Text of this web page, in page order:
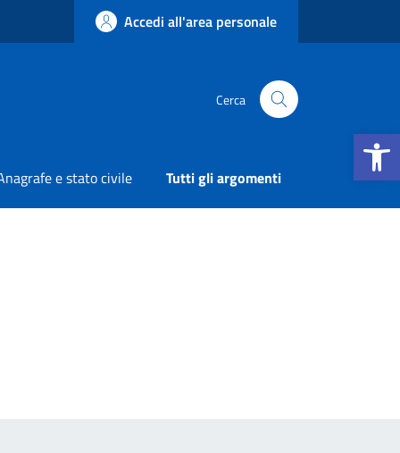
Apri la
Accedi all'area personale
Cerca
e stato civile Tutti gli argomenti